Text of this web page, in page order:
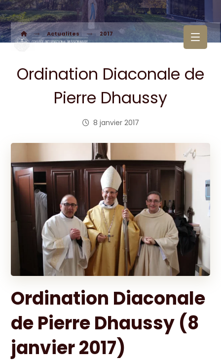
Actualites 2017
Ordination Diaconale de
Pierre Dhaussy
8 janvier 2017
Ordination Diaconale
de Pierre Dhaussy (8
janvier 2017)